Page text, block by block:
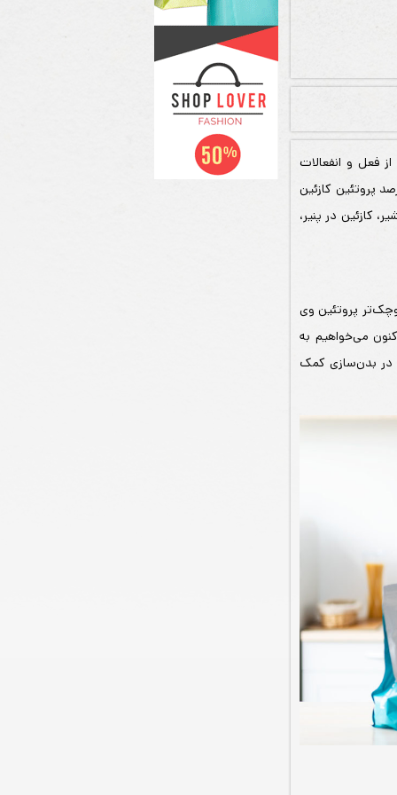
فعل و انفعالات
کازئین غنی ترین پروتئین موجود در شیر است؛ شیر گاو حاوی 75 تا 80 درصد پروتئین کازئین
کازئین در پنیر،
پروتئین وی
می‌خواهیم به
در بدن‌سازی کمک